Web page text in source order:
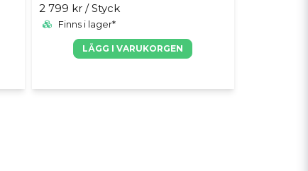
2 799 kr / Styck
Finns i lager*
LÄGG I VARUKORGEN